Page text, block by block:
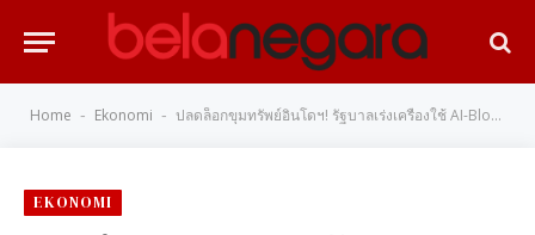
Home - Ekonomi - ปลดล็อกขุมทรัพย์อินโดฯ! รัฐบาลเร่งเครื่องใช้ AI-Blockchain ยกระดับระบบ OSS ปราบปรามระบบราชการ ล่อใจนักลงทุนทั่วโลก
EKONOMI